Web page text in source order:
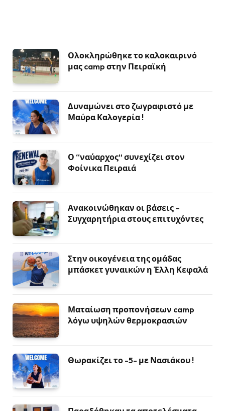
Ολοκληρώθηκε το καλοκαιρινό
μας camp στην Πειραϊκή
Δυναμώνει στο ζωγραφιστό με
Μαύρα Καλογερία !
Ο “ναύαρχος” συνεχίζει στον
Φοίνικα Πειραιά
Ανακοινώθηκαν οι βάσεις –
Συγχαρητήρια στους επιτυχόντες
Στην οικογένεια της ομάδας
μπάσκετ γυναικών η Έλλη Κεφαλά
Ματαίωση προπονήσεων camp
λόγω υψηλών θερμοκρασιών
Θωρακίζει το -5- με Νασιάκου !